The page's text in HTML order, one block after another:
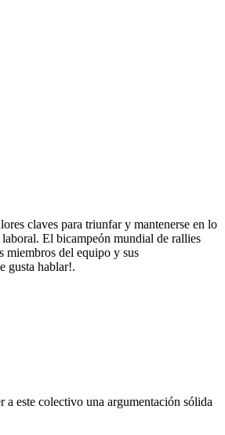
claves para triunfar y mantenerse en lo
El bicampeón mundial de rallies
miembros del equipo y sus
gusta hablar!.
este colectivo una argumentación sólida